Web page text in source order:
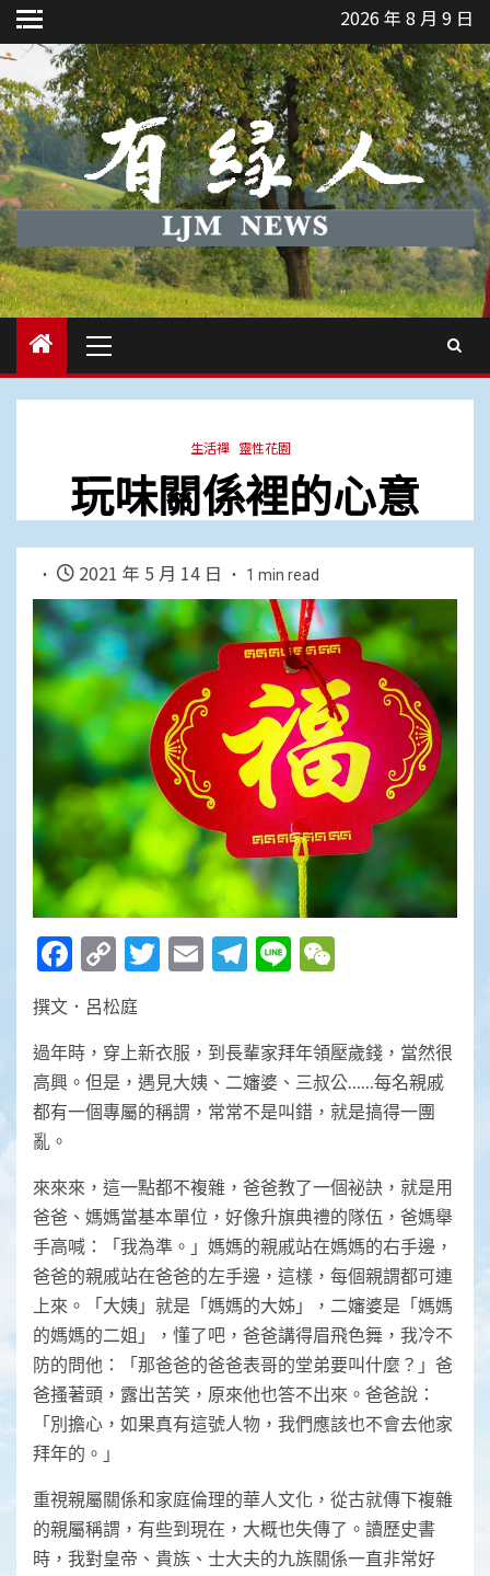
Skip
to
content
2026 年 8 月 9 日
Menu
生活禪 靈性花園
玩味關係裡的心意
2021 年 5 月 14 日 1 min read
Facebook
Copy
Link
Twitter
EmailTelegram
Line
撰文．呂松庭
過年時，穿上新衣服，到長輩家拜年領壓歲錢，當然很
高興。但是，遇見大姨、二嬸婆、三叔公……每名親戚
都有一個專屬的稱謂，常常不是叫錯，就是搞得一團
亂。
來來來，這一點都不複雜，爸爸教了一個祕訣，就是用
爸爸、媽媽當基本單位，好像升旗典禮的隊伍，爸媽舉
手高喊：「我為準。」媽媽的親戚站在媽媽的右手邊，
爸爸的親戚站在爸爸的左手邊，這樣，每個親謂都可連
上來。「大姨」就是「媽媽的大姊」，二嬸婆是「媽媽
的媽媽的二姐」，懂了吧，爸爸講得眉飛色舞，我冷不
防的問他：「那爸爸的爸爸表哥的堂弟要叫什麼？」爸
爸搔著頭，露出苦笑，原來他也答不出來。爸爸說：
「別擔心，如果真有這號人物，我們應該也不會去他家
拜年的。」
重視親屬關係和家庭倫理的華人文化，從古就傳下複雜
的親屬稱謂，有些到現在，大概也失傳了。讀歷史書
時，我對皇帝、貴族、士大夫的九族關係一直非常好